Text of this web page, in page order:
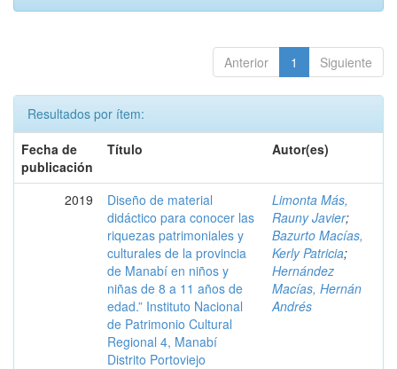
Anterior 1 Siguiente
Resultados por ítem:
Fecha de
publicación
Título Autor(es)
2019
Diseño de material
didáctico para conocer las
riquezas patrimoniales y
culturales de la provincia
de Manabí en niños y
niñas de 8 a 11 años de
edad.” Instituto Nacional
de Patrimonio Cultural
Regional 4, Manabí
Distrito Portoviejo
Limonta Más,
Rauny Javier;
Bazurto Macías,
Kerly Patricia;
Hernández
Macías, Hernán
Andrés